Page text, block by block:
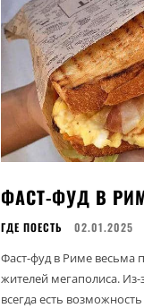
ФАСТ-ФУД В
ГДЕ ПОЕСТЬ 02.01.2025
Фаст-фуд в Риме весьма
жителей мегаполиса.
всегда есть